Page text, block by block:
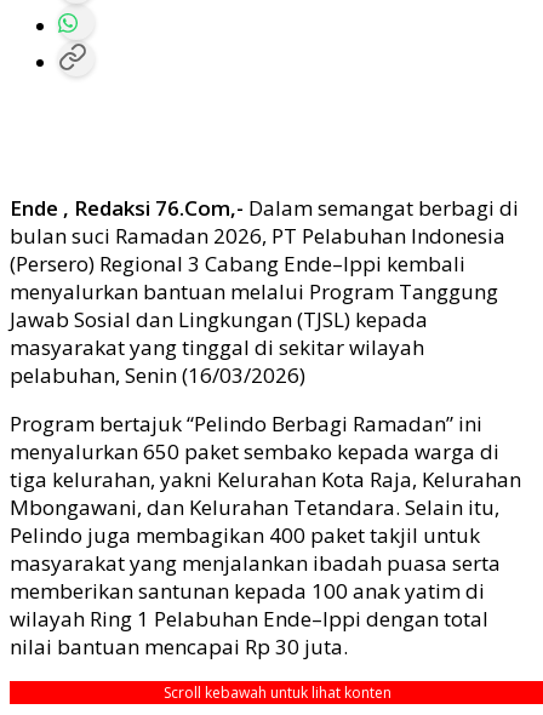
Ende , Redaksi 76.Com,- Dalam semangat berbagi di
bulan suci Ramadan 2026, PT Pelabuhan Indonesia
(Persero) Regional 3 Cabang Ende–Ippi kembali
menyalurkan bantuan melalui Program Tanggung
Jawab Sosial dan Lingkungan (TJSL) kepada
masyarakat yang tinggal di sekitar wilayah
pelabuhan, Senin (16/03/2026)
Program bertajuk “Pelindo Berbagi Ramadan” ini
menyalurkan 650 paket sembako kepada warga di
tiga kelurahan, yakni Kelurahan Kota Raja, Kelurahan
Mbongawani, dan Kelurahan Tetandara. Selain itu,
Pelindo juga membagikan 400 paket takjil untuk
masyarakat yang menjalankan ibadah puasa serta
memberikan santunan kepada 100 anak yatim di
wilayah Ring 1 Pelabuhan Ende–Ippi dengan total
nilai bantuan mencapai Rp 30 juta.
Scroll kebawah untuk lihat konten